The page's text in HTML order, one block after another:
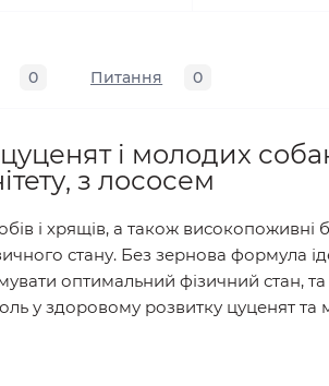
0 Питання 0
і молодих
з лососем
і хрящів, а також високопоживні
стану. Без зернова формула
оптимальний фізичний стан,
у здоровому розвитку цуценят та